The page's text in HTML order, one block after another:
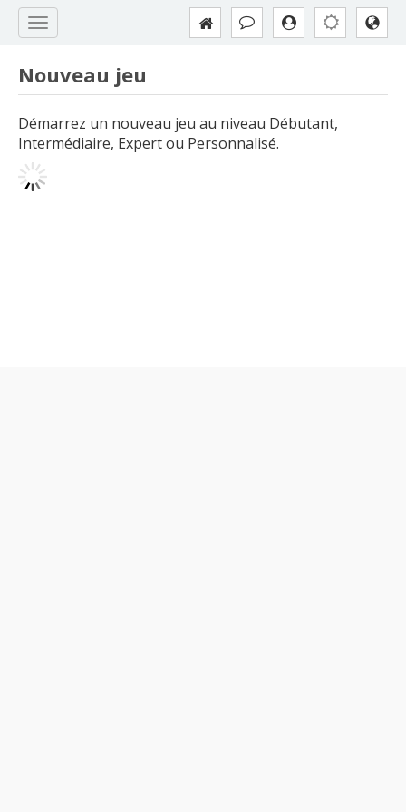
Nouveau jeu
Démarrez un nouveau jeu au niveau Débutant,
Intermédiaire, Expert ou Personnalisé.